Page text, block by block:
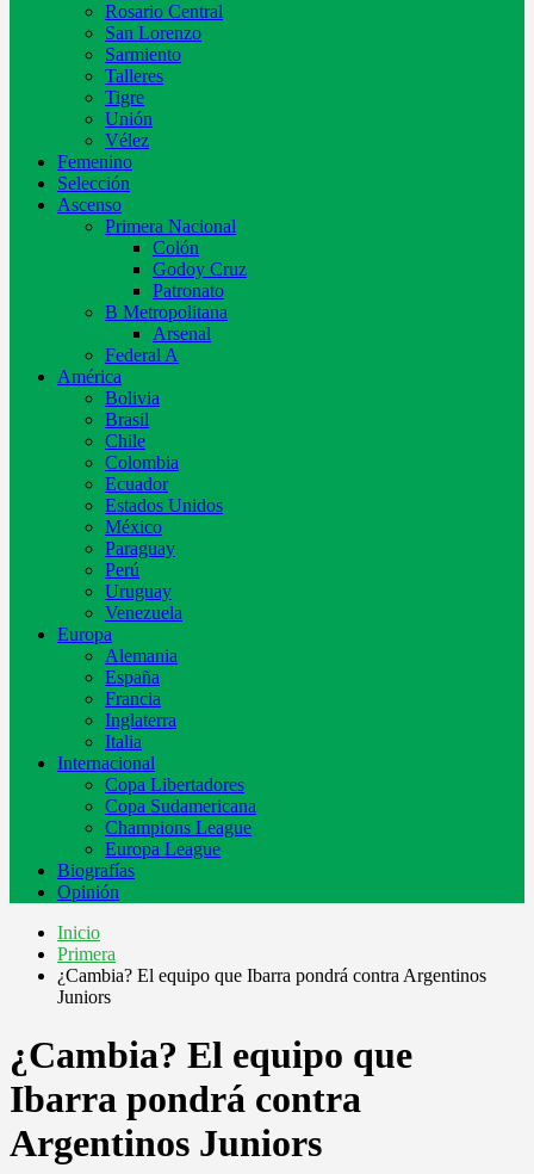
Rosario Central
San Lorenzo
Sarmiento
Talleres
Tigre
Unión
Vélez
Femenino
Selección
Ascenso
Primera Nacional
Colón
Godoy Cruz
Patronato
B Metropolitana
Arsenal
Federal A
América
Bolivia
Brasil
Chile
Colombia
Ecuador
Estados Unidos
México
Paraguay
Perú
Uruguay
Venezuela
Europa
Alemania
España
Francia
Inglaterra
Italia
Internacional
Copa Libertadores
Copa Sudamericana
Champions League
Europa League
Biografías
Opinión
Inicio
Primera
¿Cambia? El equipo que Ibarra pondrá contra Argentinos
Juniors
¿Cambia? El equipo que
Ibarra pondrá contra
Argentinos Juniors